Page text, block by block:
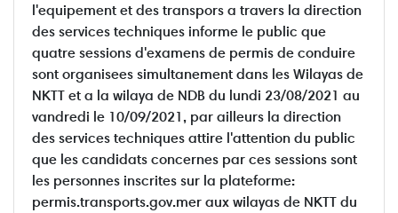
l'equipement et des transpors a travers la direction
des services techniques informe le public que
quatre sessions d'examens de permis de conduire
sont organisees simultanement dans les Wilayas de
NKTT et a la wilaya de NDB du lundi 23/08/2021 au
vandredi le 10/09/2021, par ailleurs la direction
des services techniques attire l'attention du public
que les candidats concernes par ces sessions sont
les personnes inscrites sur la plateforme:
permis.transports.gov.mer aux wilayas de NKTT du